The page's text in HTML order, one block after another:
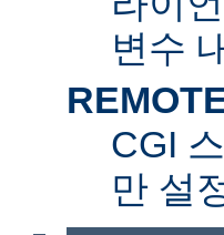
변수
CGI
만 설